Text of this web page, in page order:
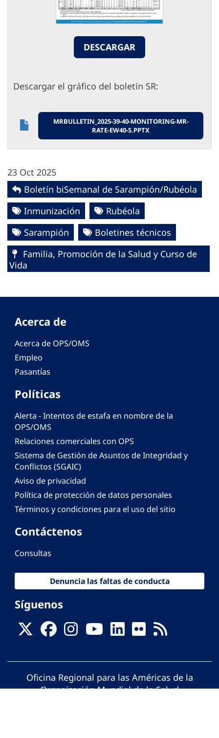
DESCARGAR
Descargar el gráfico del boletín SR:
MRBULLETIN_2025-39-40-MONITORING-MR-
RATE-EW40-S.PPTX
23 Oct 2025
Boletín biSemanal de Sarampión/Rubéola
Inmunización
Rubéola
Sarampión
Boletines técnicos
Familia, Promoción de la Salud y Curso de
Vida
Acerca de
Acerca de OPS/OMS
Empleo
Pasantías
Políticas
Alerta - Intentos de estafa en nombre de la
OPS/OMS
Relaciones comerciales con OPS
Sistema de Gestión de Asuntos de Integridad y
Conflictos (SGAIC)
Aviso de privacidad
Política de protección de datos personales
Términos y condiciones para el uso del sitio
Contáctenos
Consultas
Denuncia las faltas de conducta
Síguenos
Oficina Regional para las Américas de la
Organización Mundial de la Salud